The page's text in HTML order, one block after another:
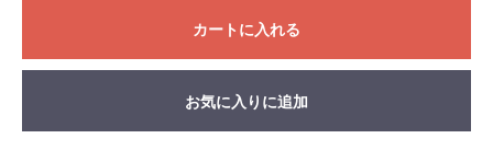
カートに入れる
お気に入りに追加